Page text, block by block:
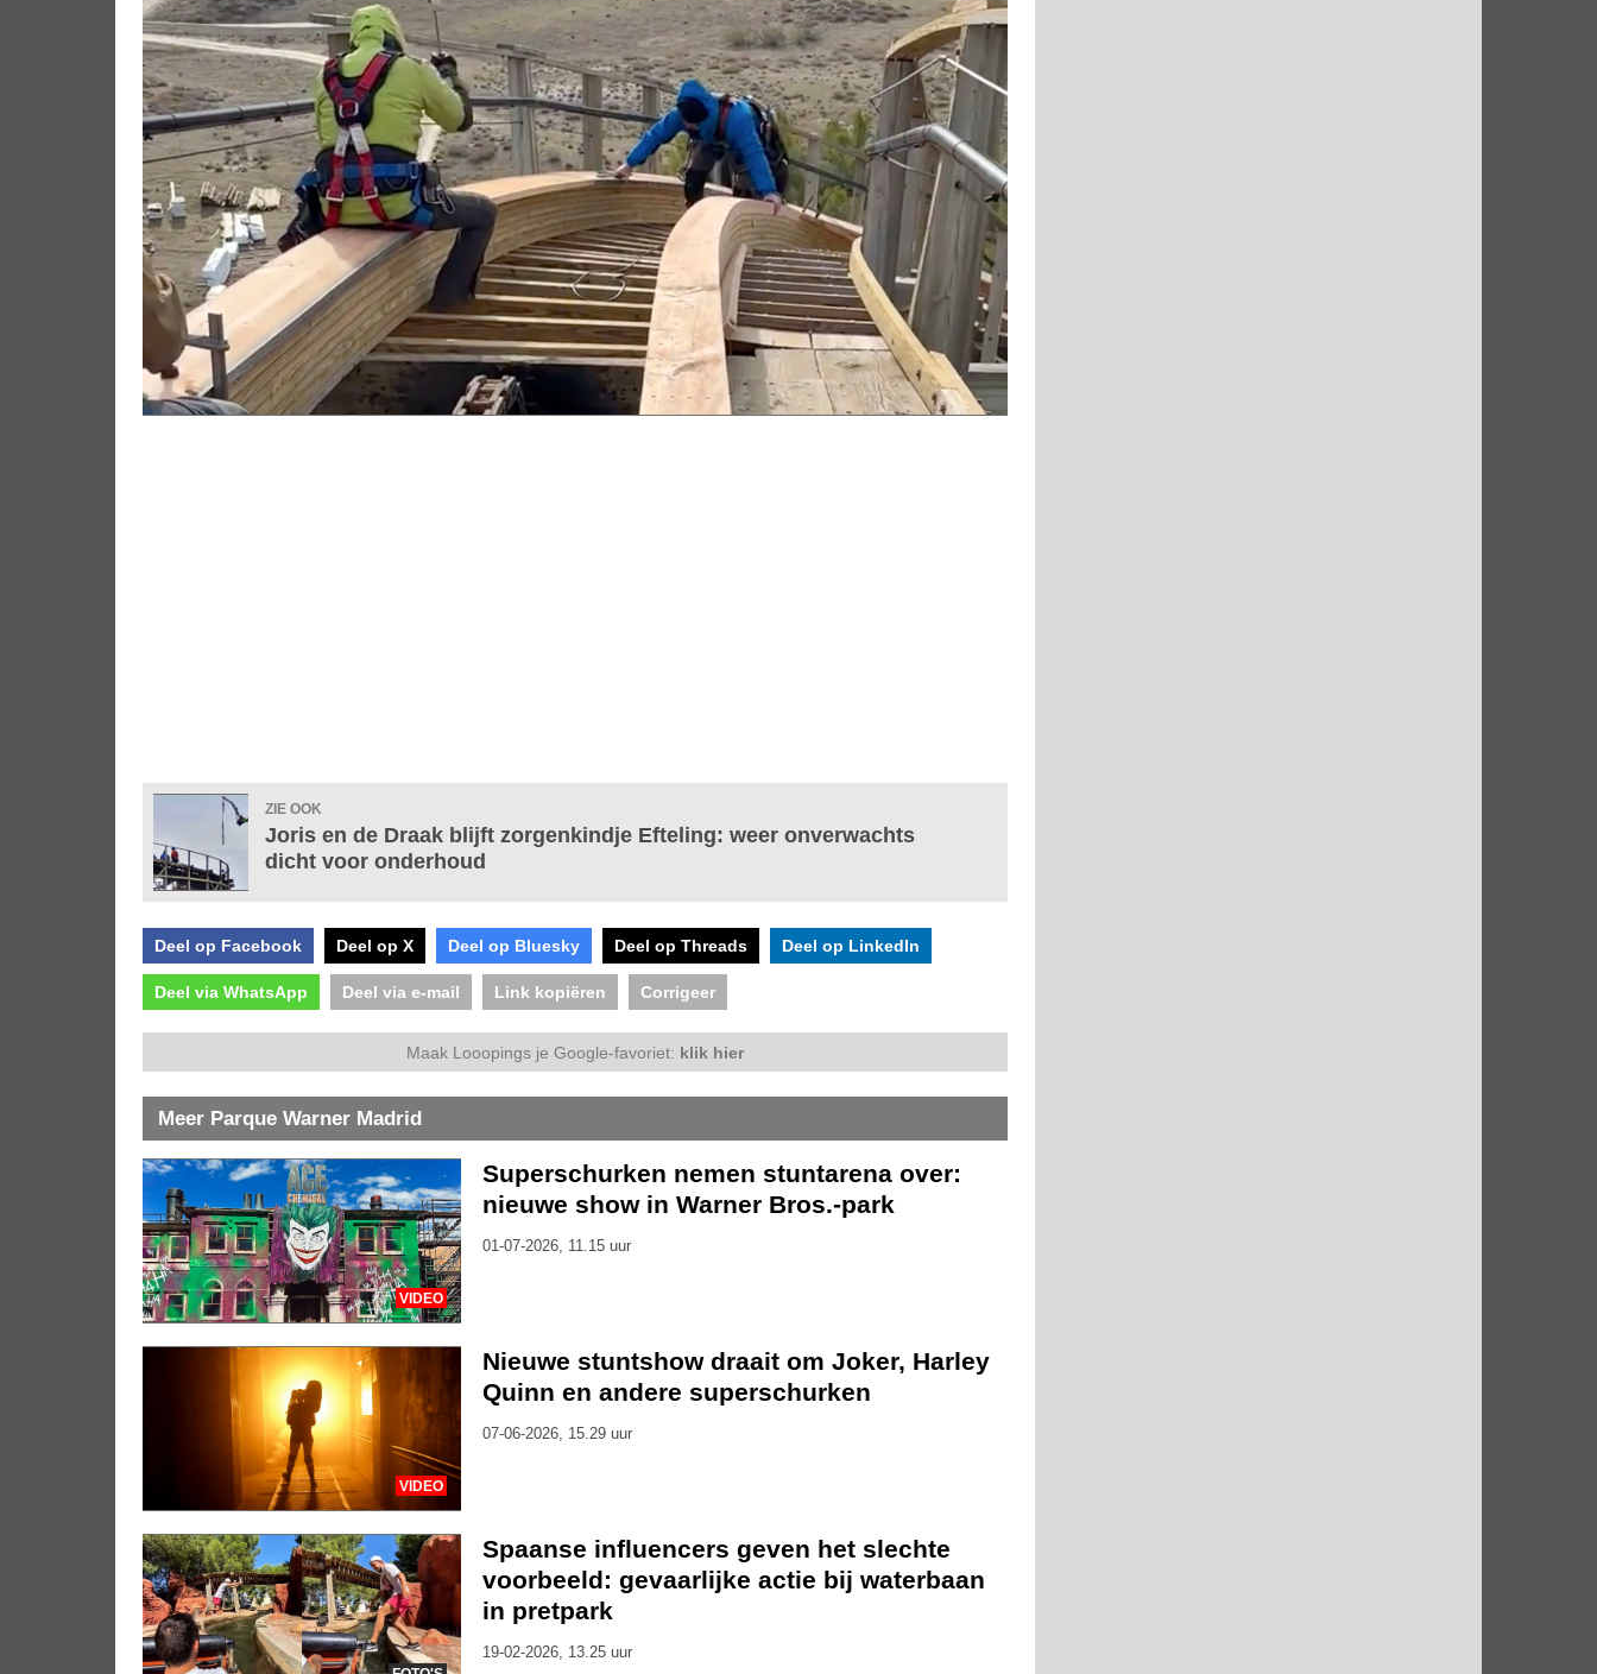
ZIE OOK
Joris en de Draak blijft zorgenkindje Efteling: weer onverwachts
dicht voor onderhoud
Deel op Facebook Deel op X Deel op Bluesky Deel op Threads Deel op LinkedIn
Deel via WhatsApp Deel via e-mail Link kopiëren Corrigeer
Maak Looopings je Google-favoriet: klik hier
Meer Parque Warner Madrid
VIDEO
Superschurken nemen stuntarena over:
nieuwe show in Warner Bros.-park
01-07-2026, 11.15 uur
VIDEO
Nieuwe stuntshow draait om Joker, Harley
Quinn en andere superschurken
07-06-2026, 15.29 uur
Spaanse influencers geven het slechte
voorbeeld: gevaarlijke actie bij waterbaan
in pretpark
19-02-2026, 13.25 uur